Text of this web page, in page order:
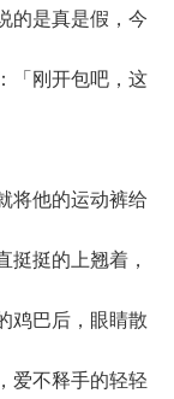
的是真是假，今
「刚开包吧，这
他的运动裤给
挺挺的上翘着，
鸡巴后，眼睛散
爱不释手的轻轻